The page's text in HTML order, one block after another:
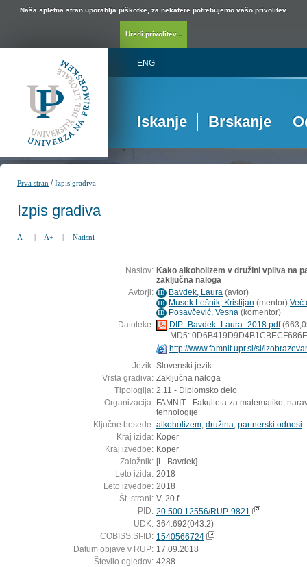
Naša spletna stran uporablja piškotke, za nekatere potrebujemo vašo privolitev.
Uredi privolitev...
ENG
Iskanje Brskanje
Prva stran /Izpis gradiva
Izpis gradiva
A- | A+ | Natisni
Naslov: Kako alkoholizem v družini vpliva na
zaključna naloga
Avtorji: ID Bavdek, Laura (avtor)
ID Musek Lešnik, Kristijan (mentor) Več
ID Posavčević, Vesna (komentor)
Datoteke:
DIP_Bavdek_Laura_2018.pdf
MD5:
http://www.famnit.upr.si/sl/
Jezik: Slovenski jezik
Vrsta gradiva: Zaključna naloga
Tipologija: 2.11 - Diplomsko delo
Organizacija: FAMNIT - Fakulteta za matematiko,
tehnologije
Ključne besede: alkoholizem družina partnerski odnosi
Kraj izida: Koper
Kraj izvedbe: Koper
Založnik: [L. Bavdek]
Leto izida: 2018
Leto izvedbe: 2018
Št. strani: V, 20 f.
PID: 20.500.12556/RUP-9821
UDK: 364.692(043.2)
COBISS.SI-ID: 1540566724
Datum objave v RUP: 17.09.2018
Število ogledov: 4288